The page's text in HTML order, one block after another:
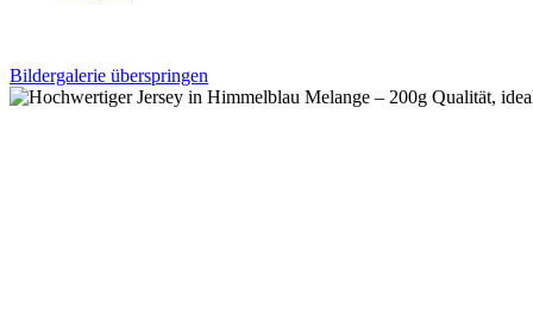
Bildergalerie überspringen